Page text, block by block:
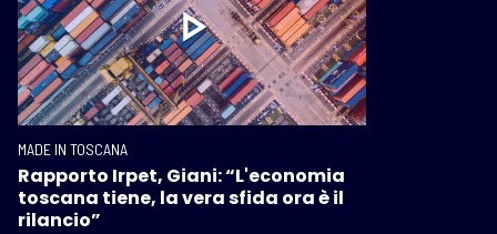
MADE IN TOSCANA
Rapporto Irpet, Giani: “L'economia
toscana tiene, la vera sfida ora è il
rilancio”